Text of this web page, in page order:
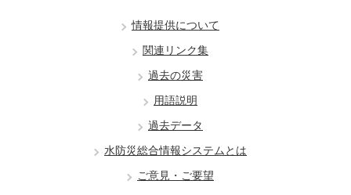
情報提供について
関連リンク集
過去の災害
用語説明
過去データ
水防災総合情報システムとは
ご意見・ご要望